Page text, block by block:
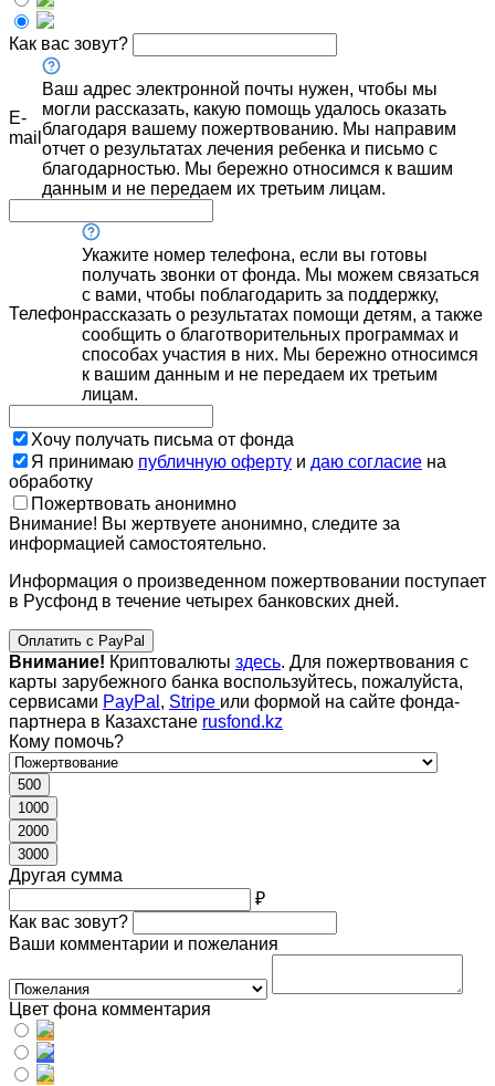
Как вас зовут?
E-
mail
Ваш адрес электронной почты нужен, чтобы мы
могли рассказать, какую помощь удалось оказать
благодаря вашему пожертвованию. Мы направим
отчет о результатах лечения ребенка и письмо с
благодарностью. Мы бережно относимся к вашим
данным и не передаем их третьим лицам.
Телефон
Укажите номер телефона, если вы готовы
получать звонки от фонда. Мы можем связаться
с вами, чтобы поблагодарить за поддержку,
рассказать о результатах помощи детям, а также
сообщить о благотворительных программах и
способах участия в них. Мы бережно относимся
к вашим данным и не передаем их третьим
лицам.
Хочу получать письма от фонда
Я принимаю публичную оферту и даю согласие на
обработку
Пожертвовать анонимно
Внимание! Вы жертвуете анонимно, следите за
информацией самостоятельно.
Информация о произведенном пожертвовании поступает
в Русфонд в течение четырех банковских дней.
Оплатить с PayPal
Внимание! Криптовалюты здесь. Для пожертвования с
карты зарубежного банка воспользуйтесь, пожалуйста,
сервисами PayPal , Stripe или формой на сайте фонда-
партнера в Казахстане rusfond.kz
Кому помочь?
500
1000
2000
3000
Другая сумма
₽
Как вас зовут?
Ваши комментарии и пожелания
Цвет фона комментария